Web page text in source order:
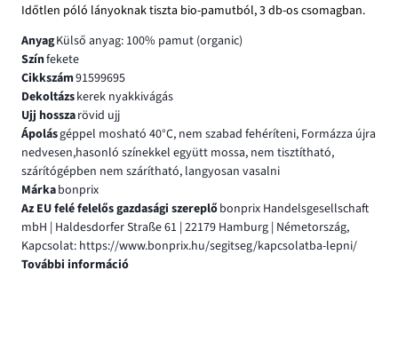
Időtlen póló lányoknak tiszta bio-pamutból, 3 db-os csomagban.
AnyagKülső anyag: 100% pamut (organic)
Színfekete
Cikkszám91599695
Dekoltázskerek nyakkivágás
Ujj hosszarövid ujj
Ápolásgéppel mosható 40°C, nem szabad fehéríteni, Formázza újra
nedvesen,hasonló színekkel együtt mossa, nem tisztítható,
szárítógépben nem szárítható, langyosan vasalni
Márkabonprix
Az EU felé felelős gazdasági szereplőbonprix Handelsgesellschaft
mbH | Haldesdorfer Straße 61 | 22179 Hamburg | Németország,
Kapcsolat: https://www.bonprix.hu/segitseg/kapcsolatba-lepni/
További információ